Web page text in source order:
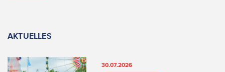
AKTUELLES
30.07.2026